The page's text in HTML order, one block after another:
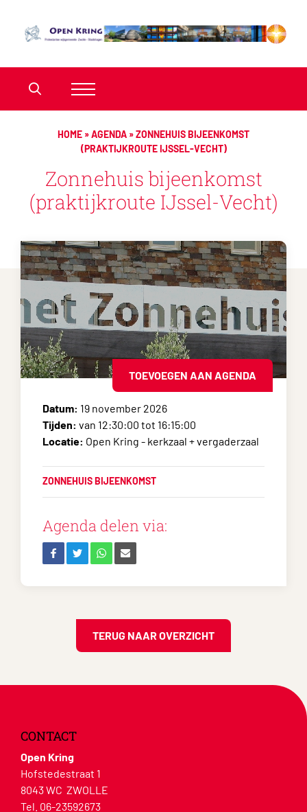
HOME »AGENDA »ZONNEHUIS BIJEENKOMST
(PRAKTIJKROUTE IJSSEL-VECHT)
Zonnehuis bijeenkomst
(praktijkroute IJssel-Vecht)
TOEVOEGEN AAN AGENDA
Datum: 19 november 2026
Tijden: van 12:30:00 tot 16:15:00
Locatie: Open Kring - kerkzaal + vergaderzaal
ZONNEHUIS BIJEENKOMST
Agenda delen via:
TERUG NAAR OVERZICHT
CONTACT
Open Kring
Hofstedestraat 1
8043 WC ZWOLLE
Tel. 06-23592673